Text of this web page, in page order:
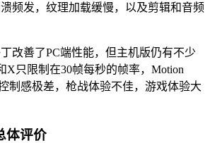
频发，纹理加载缓慢，以及剪辑和音频
改善了PC端性能，但主机版仍有不少
X只限制在30帧每秒的帧率，Motion
制感极差，枪战体验不佳，游戏体验大
体评价